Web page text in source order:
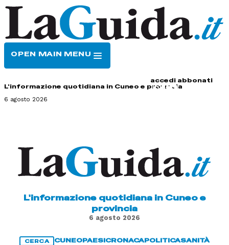
OPEN MAIN MENU
accedi abbonati
L'informazione quotidiana in Cuneo e provincia
6 agosto 2026
L'informazione quotidiana in Cuneo e
provincia
6 agosto 2026
CERCA CUNEOPAESICRONACAPOLITICASANITÀ